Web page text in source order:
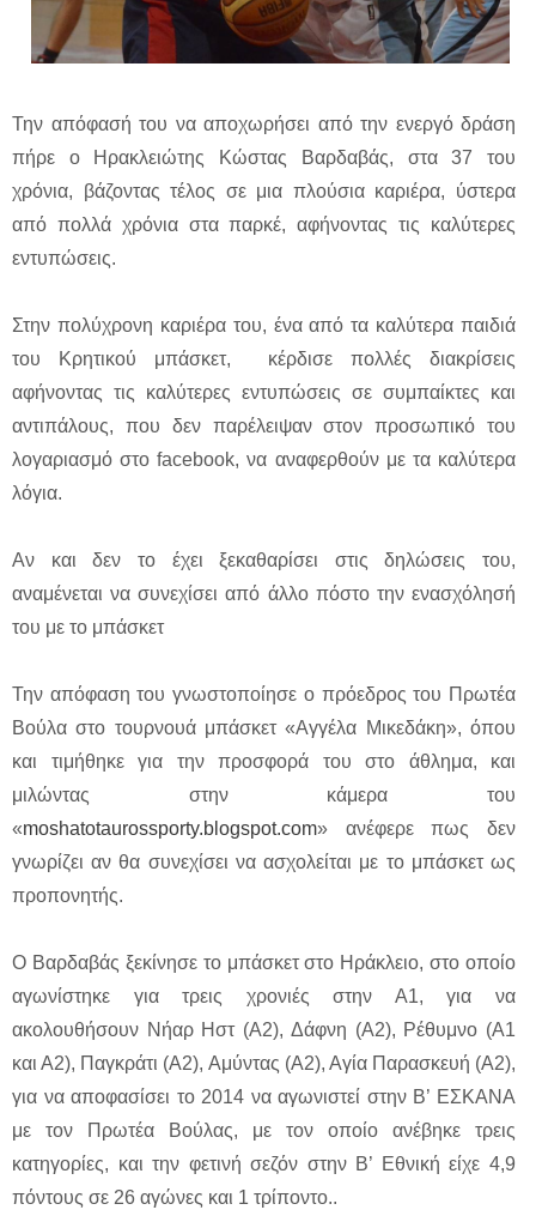
Την απόφασή του να αποχωρήσει από την ενεργό δράση
πήρε ο Ηρακλειώτης Κώστας Βαρδαβάς, στα 37 του
χρόνια, βάζοντας τέλος σε μια πλούσια καριέρα, ύστερα
από πολλά χρόνια στα παρκέ, αφήνοντας τις καλύτερες
εντυπώσεις.
Στην πολύχρονη καριέρα του, ένα από τα καλύτερα παιδιά
του Κρητικού μπάσκετ, κέρδισε πολλές διακρίσεις
αφήνοντας τις καλύτερες εντυπώσεις σε συμπαίκτες και
αντιπάλους, που δεν παρέλειψαν στον προσωπικό του
λογαριασμό στο facebook, να αναφερθούν με τα καλύτερα
λόγια.
Αν και δεν το έχει ξεκαθαρίσει στις δηλώσεις του,
αναμένεται να συνεχίσει από άλλο πόστο την ενασχόλησή
του με το μπάσκετ
Την απόφαση του γνωστοποίησε ο πρόεδρος του Πρωτέα
Βούλα στο τουρνουά μπάσκετ «Αγγέλα Μικεδάκη», όπου
και τιμήθηκε για την προσφορά του στο άθλημα, και
μιλώντας στην κάμερα του
«moshatotaurossporty.blogspot.com» ανέφερε πως δεν
γνωρίζει αν θα συνεχίσει να ασχολείται με το μπάσκετ ως
προπονητής.
Ο Βαρδαβάς ξεκίνησε το μπάσκετ στο Ηράκλειο, στο οποίο
αγωνίστηκε για τρεις χρονιές στην Α1, για να
ακολουθήσουν Νήαρ Ηστ (Α2), Δάφνη (Α2), Ρέθυμνο (Α1
και Α2), Παγκράτι (Α2), Αμύντας (Α2), Αγία Παρασκευή (Α2),
για να αποφασίσει το 2014 να αγωνιστεί στην Β’ ΕΣΚΑΝΑ
με τον Πρωτέα Βούλας, με τον οποίο ανέβηκε τρεις
κατηγορίες, και την φετινή σεζόν στην Β’ Εθνική είχε 4,9
πόντους σε 26 αγώνες και 1 τρίποντο..